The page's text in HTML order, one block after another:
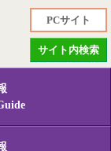
PCサイト
サイト内検索